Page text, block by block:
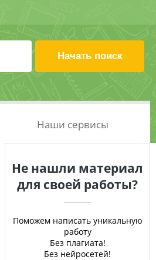
Наши сервисы
Не нашли материал
для своей работы?
Поможем написать уникальную
работу
Без плагиата!
Без нейросетей!